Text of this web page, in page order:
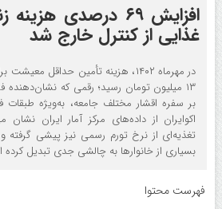
افزایش ۶۹ درصدی
غذایی از کنترل خارج شد
در مهرماه ۱۴۰۲، هزینه تأمین حداقل
۱۳ میلیون تومان رسید؛ رقمی که نشان‌دهنده
بر سفره اقشار مختلف جامعه، به‌ویژه
اکوایران از داده‌های مرکز آمار ایران
تغذیه‌ای از نرخ تورم رسمی نیز پیشی گرفته و
بسیاری از خانوارها به چالشی جدی تبدیل
فهرست محتوا